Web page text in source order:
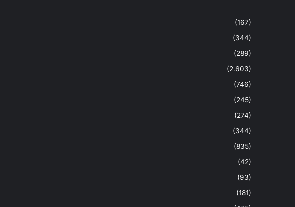
(167)
(344)
(289)
(2.603)
(746)
(245)
(274)
(344)
(835)
(42)
(93)
(181)